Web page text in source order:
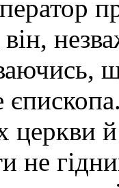
церкви
не